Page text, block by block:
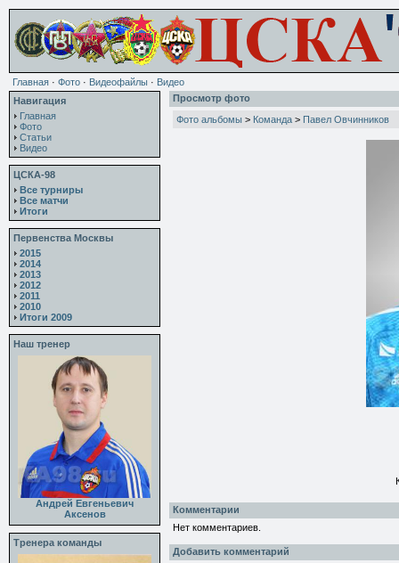
Главная · Фото · Видеофайлы · Видео
Навигация
Главная
Фото
Статьи
Видео
ЦСКА-98
Все турниры
Все матчи
Итоги
Первенства Москвы
2015
2014
2013
2012
2011
2010
Итоги 2009
Наш тренер
Андрей Евгеньевич
Аксенов
Тренера команды
Просмотр фото
Фото альбомы > Команда > Павел Овчинников
Комментарии
Нет комментариев.
Добавить комментарий